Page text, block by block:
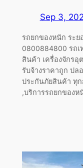
Sep 3,
รถยกของหนัก ระย
0800884800 รถเ
สินค้า เครื่องจักร
รับจ้างราคาถูก ปล
ประกันภัยสินค้า ทุ
,บริการรถยกของห